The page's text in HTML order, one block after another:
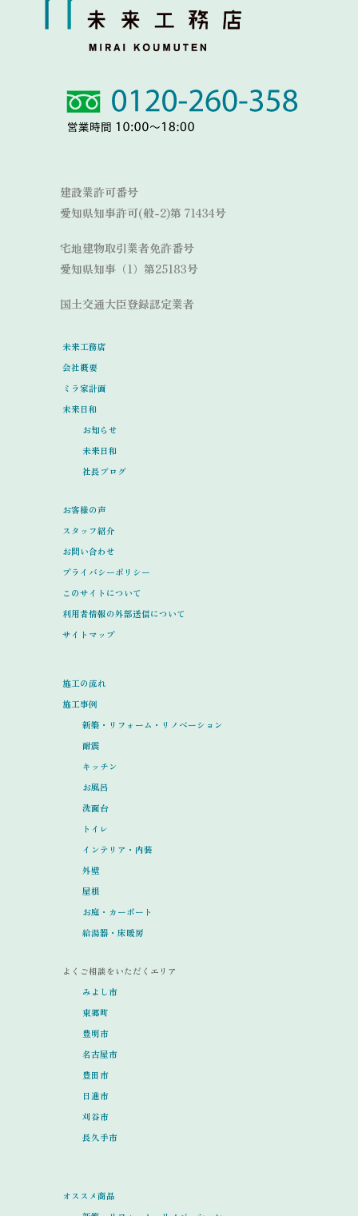
Link
建設業許可番号
愛知県知事許可(般-2)第 71434号
宅地建物取引業者免許番号
愛知県知事（1）第25183号
国土交通大臣登録認定業者
未来工務店
会社概要
ミラ家計画
未来日和
お知らせ
未来日和
社長ブログ
お客様の声
スタッフ紹介
お問い合わせ
プライバシーポリシー
このサイトについて
利用者情報の外部送信について
サイトマップ
施工の流れ
施工事例
新築・リフォーム・リノベーション
耐震
キッチン
お風呂
洗面台
トイレ
インテリア・内装
外壁
屋根
お庭・カーポート
給湯器・床暖房
よくご相談をいただくエリア
みよし市
東郷町
豊明市
名古屋市
豊田市
日進市
刈谷市
長久手市
オススメ商品